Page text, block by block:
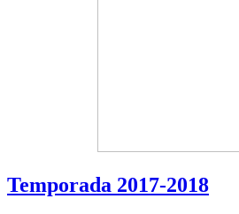
Temporada 2017-2018